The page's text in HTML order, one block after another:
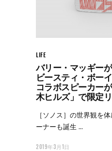
LIFE
バリー・マッギー
ビースティ・ボー
コラボスピーカー
木ヒルズ」で限定
［ソノス］の世界観を
ーナーも誕生
2019年3月1日